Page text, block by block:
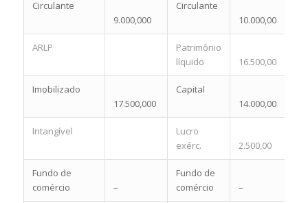
Circulante
9.000,000
Circulante
10.000,00
ARLP
Patrimônio
líquido
16.500,00
Imobilizado
17.500,000
Capital
14.000,00
Intangível
Lucro
exérc.
2.500,00
Fundo de
comércio
–
Fundo de
comércio
–